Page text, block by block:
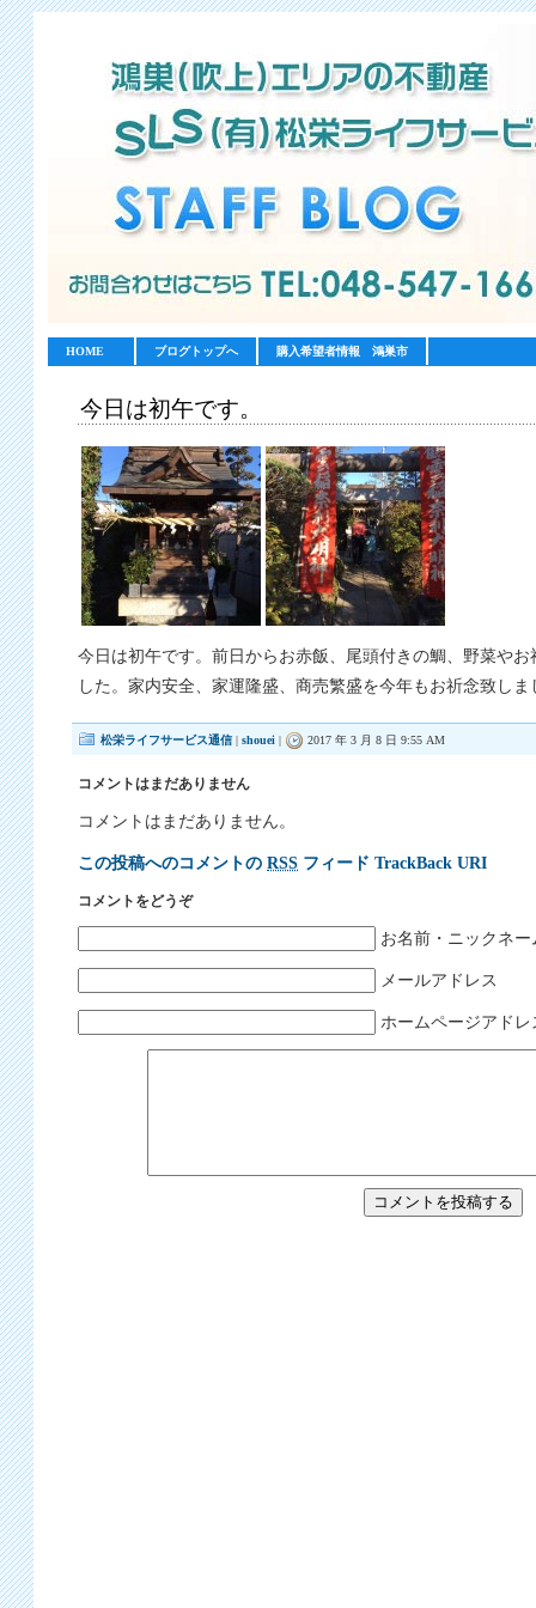
HOME ブログトップへ 購入希望者情報 鴻巣市
今日は初午です。
今日は初午です。前日からお赤飯、尾頭付きの鯛、野菜や
した。家内安全、家運隆盛、商売繁盛を今年もお祈念致しま
松栄ライフサービス通信 | shouei | 2017 年 3 月 8 日 9:55 AM
コメントはまだありません
コメントはまだありません。
この投稿へのコメントの RSS フィード TrackBack URI
コメントをどうぞ
お名前・ニックネー
メールアドレス
ホームページアドレ